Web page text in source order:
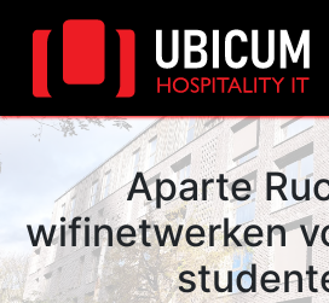
Aparte
wifinetwerken